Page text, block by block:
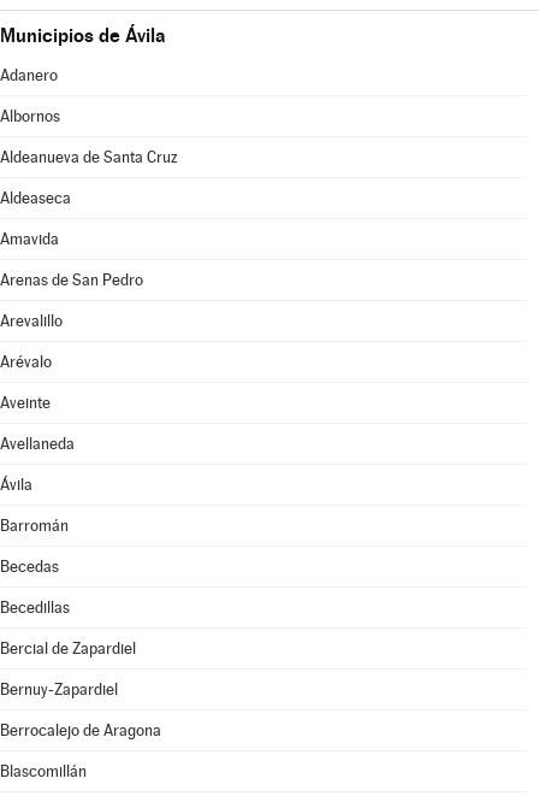
Municipios de Ávila
Adanero
Albornos
Aldeanueva de Santa Cruz
Aldeaseca
Amavida
Arenas de San Pedro
Arevalillo
Arévalo
Aveinte
Avellaneda
Ávila
Barromán
Becedas
Becedillas
Bercial de Zapardiel
Bernuy-Zapardiel
Berrocalejo de Aragona
Blascomillán